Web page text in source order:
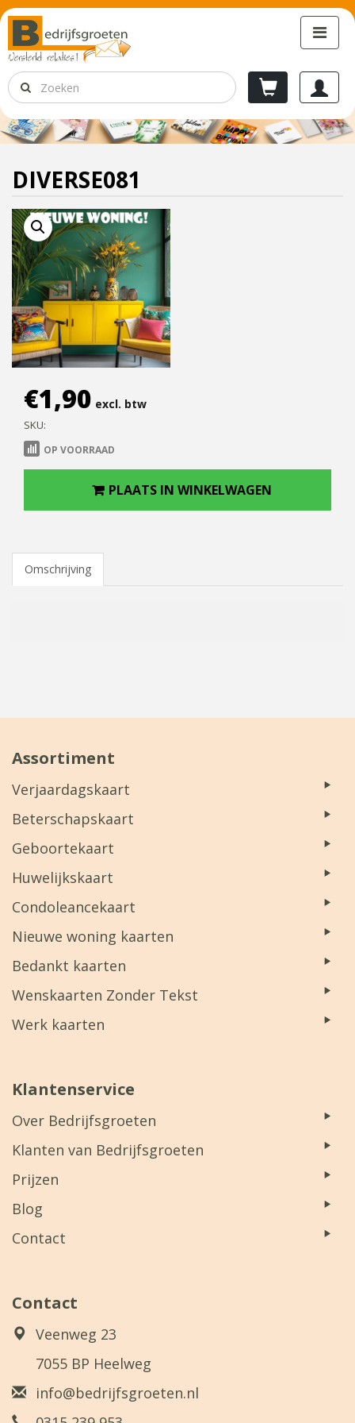
DIVERSE081
€1,90 excl. btw
SKU:
OP VOORRAAD
PLAATS IN WINKELWAGEN
Omschrijving
Assortiment
Verjaardagskaart
Beterschapskaart
Geboortekaart
Huwelijkskaart
Condoleancekaart
Nieuwe woning kaarten
Bedankt kaarten
Wenskaarten Zonder Tekst
Werk kaarten
Klantenservice
Over Bedrijfsgroeten
Klanten van Bedrijfsgroeten
Prijzen
Blog
Contact
Contact
Veenweg 23
7055 BP Heelweg
info@bedrijfsgroeten.nl